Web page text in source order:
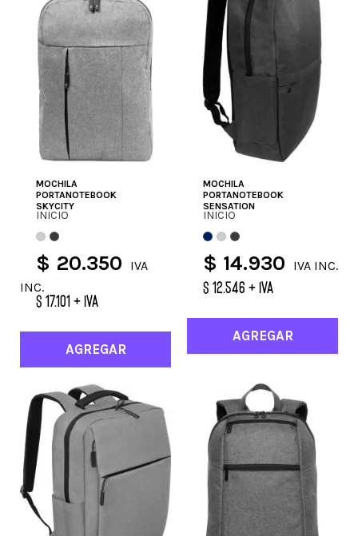
MOCHILA
PORTANOTEBOOK
SKYCITY
INICIO
$ 20.350
IVA
INC.
$ 17.101 + IVA
AGREGAR
MOCHILA
PORTANOTEBOOK
SENSATION
INICIO
$ 14.930 IVA INC.
$ 12.546 + IVA
AGREGAR